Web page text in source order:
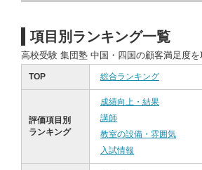
項目別ランキング一覧
高校受験 集団塾 中国・四国の顧客満足度
TOP 総合ランキング
評価項目別
ランキング
成績向上・結果
講師
教室の設備・雰囲気
入試情報